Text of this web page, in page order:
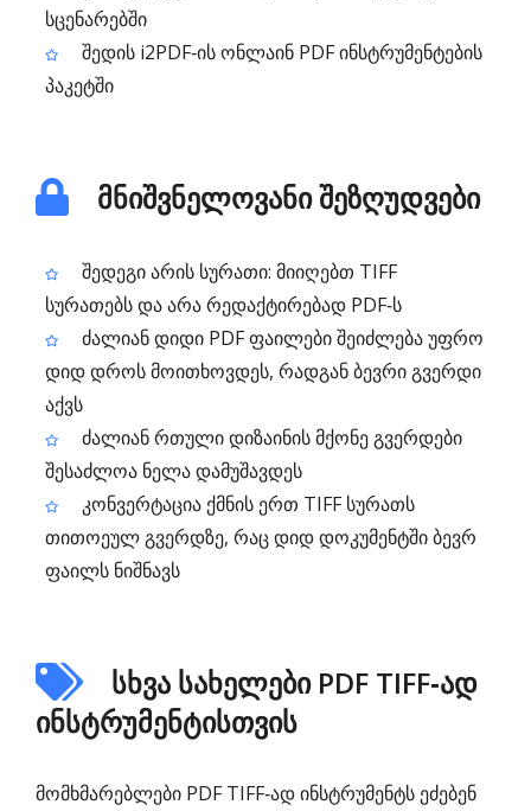
სცენარებში
შედის i2PDF‑ის ონლაინ PDF ინსტრუმენტების
პაკეტში
მნიშვნელოვანი შეზღუდვები
შედეგი არის სურათი: მიიღებთ TIFF
სურათებს და არა რედაქტირებად PDF‑ს
ძალიან დიდი PDF ფაილები შეიძლება უფრო
დიდ დროს მოითხოვდეს, რადგან ბევრი გვერდი
აქვს
ძალიან რთული დიზაინის მქონე გვერდები
შესაძლოა ნელა დამუშავდეს
კონვერტაცია ქმნის ერთ TIFF სურათს
თითოეულ გვერდზე, რაც დიდ დოკუმენტში ბევრ
ფაილს ნიშნავს
სხვა სახელები PDF TIFF‑ად
ინსტრუმენტისთვის
მომხმარებლები PDF TIFF‑ად ინსტრუმენტს ეძებენ